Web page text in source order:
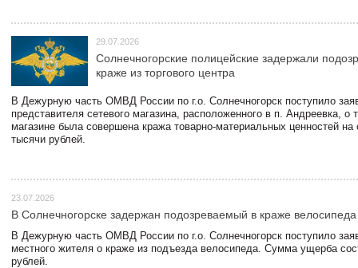
29.07.2026
Солнечногорские полицейские задержали
краже из торгового центра
В Дежурную часть ОМВД России по г.о. Солнечногорск поступило
представителя сетевого магазина, расположенного в п. Андреевка, о
магазине была совершена кража товарно-материальных ценностей
тысячи рублей.
23.07.2026
В Солнечногорске задержан подозреваемый в краже велосипеда
В Дежурную часть ОМВД России по г.о. Солнечногорск поступило
местного жителя о краже из подъезда велосипеда. Сумма ущерба
рублей.